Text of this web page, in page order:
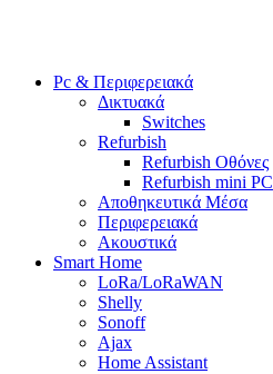
Pc & Περιφερειακά
Δικτυακά
Switches
Refurbish
Refurbish Οθόνες
Refurbish mini PC
Αποθηκευτικά Μέσα
Περιφερειακά
Ακουστικά
Smart Home
LoRa/LoRaWAN
Shelly
Sonoff
Ajax
Home Assistant